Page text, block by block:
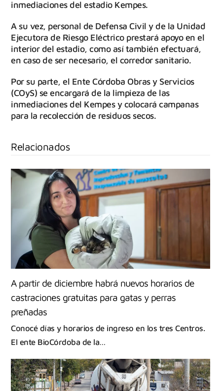
inmediaciones del estadio Kempes.
A su vez, personal de Defensa Civil y de la Unidad
Ejecutora de Riesgo Eléctrico prestará apoyo en el
interior del estadio, como así también efectuará,
en caso de ser necesario, el corredor sanitario.
Por su parte, el Ente Córdoba Obras y Servicios
(COyS) se encargará de la limpieza de las
inmediaciones del Kempes y colocará campanas
para la recolección de residuos secos.
Relacionados
A partir de diciembre habrá nuevos horarios de
castraciones gratuitas para gatas y perras
preñadas
Conocé días y horarios de ingreso en los tres Centros.
El ente BioCórdoba de la…